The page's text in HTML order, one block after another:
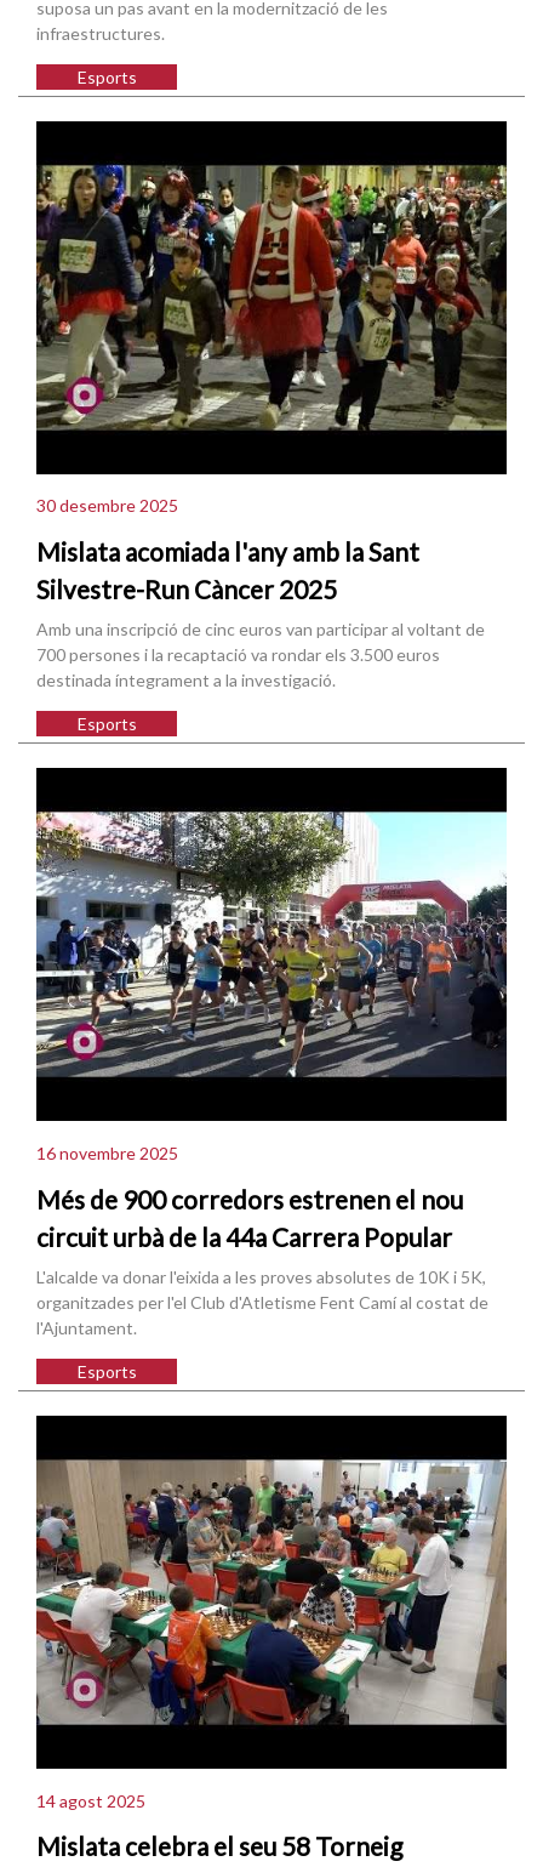
suposa un pas avant en la modernització de les
infraestructures.
Esports
30 desembre 2025
Mislata acomiada l'any amb la Sant
Silvestre-Run Càncer 2025
Amb una inscripció de cinc euros van participar al voltant de
700 persones i la recaptació va rondar els 3.500 euros
destinada íntegrament a la investigació.
Esports
16 novembre 2025
Més de 900 corredors estrenen el nou
circuit urbà de la 44a Carrera Popular
L'alcalde va donar l'eixida a les proves absolutes de 10K i 5K,
organitzades per l'el Club d'Atletisme Fent Camí al costat de
l'Ajuntament.
Esports
14 agost 2025
Mislata celebra el seu 58 Torneig